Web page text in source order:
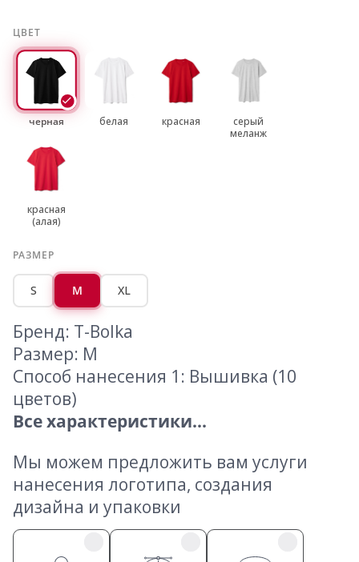
ЦВЕТ
черная белая красная
серый
меланж
красная
(алая)
РАЗМЕР
S M XL
Бренд: T-Bolka
Размер: M
Способ нанесения 1: Вышивка (10
цветов)
Все характеристики...
Мы можем предложить вам услуги
нанесения логотипа, создания
дизайна и упаковки